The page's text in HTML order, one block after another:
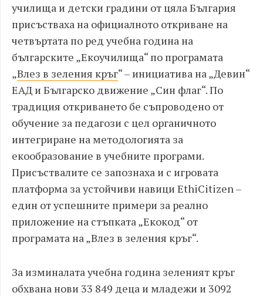
училища и детски градини от цяла България
присъстваха на официалното откриване на
четвъртата по ред учебна година на
българските „Екоучилища“ по програмата
„Влез в зеления кръг“ – инициатива на „Девин“
ЕАД и Българско движение „Син флаг“. По
традиция откриването бе съпроводено от
обучение за педагози с цел органичното
интегриране на методологията за
екообразование в учебните програми.
Присъствалите се запознаха и с игровата
платформа за устойчиви навици EthiCitizen –
един от успешните примери за реално
приложение на стъпката „Екокод“ от
програмата на „Влез в зеления кръг“.
За изминалата учебна година зеленият кръг
обхвана нови 33 849 деца и младежи и 3092